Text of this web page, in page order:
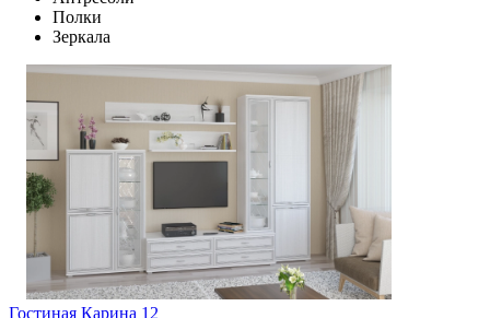
Полки
Зеркала
Гостиная Карина 12